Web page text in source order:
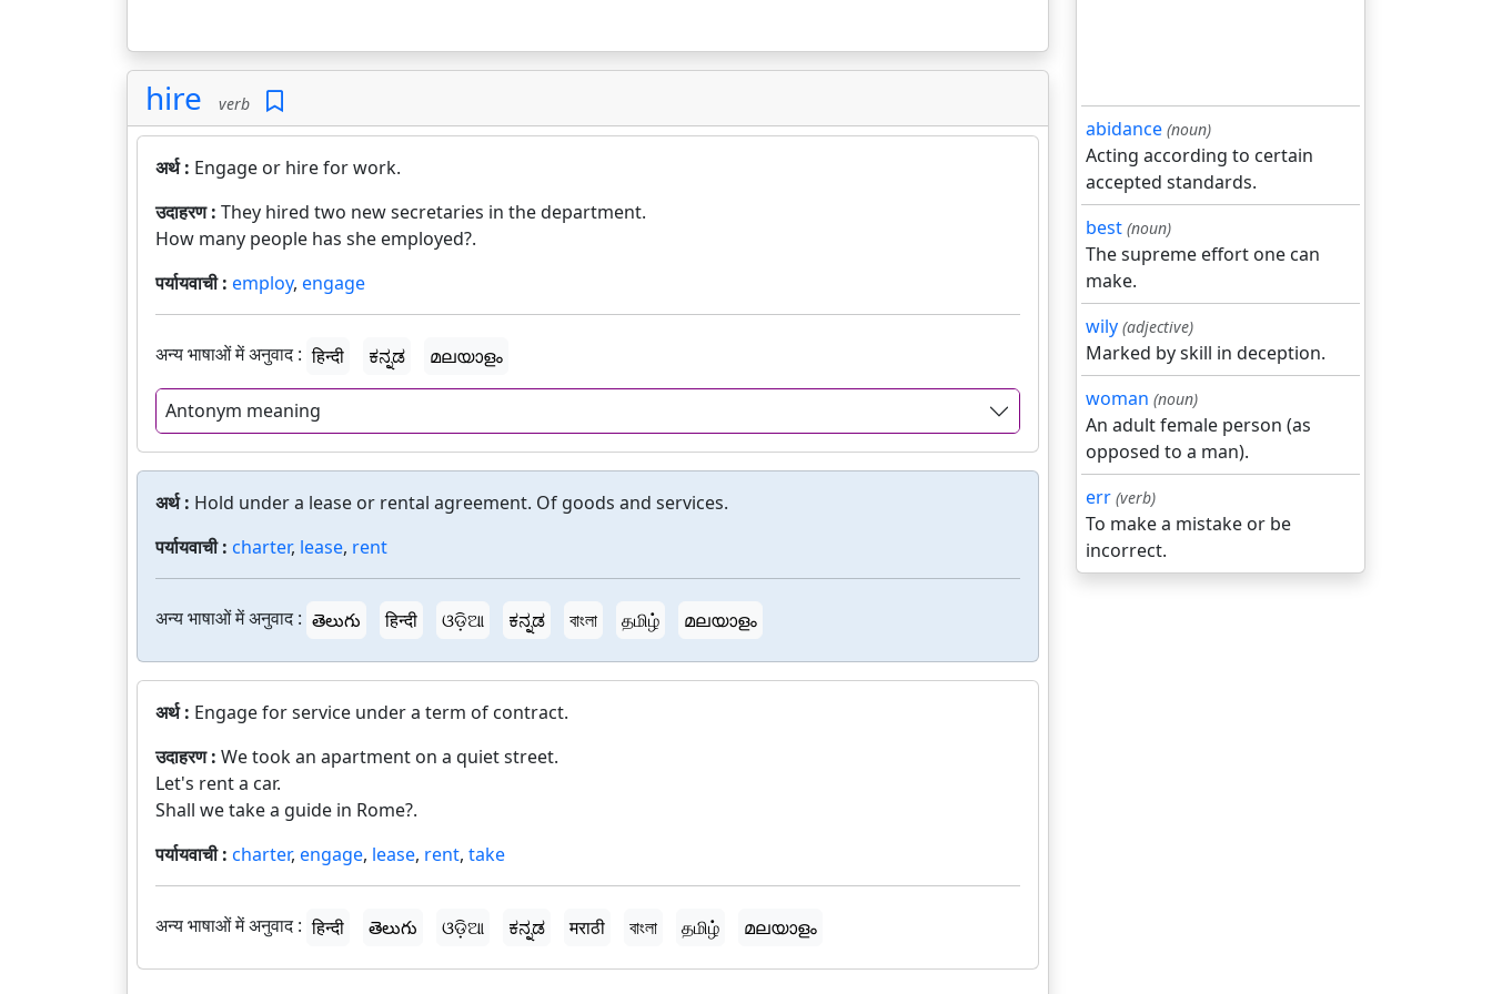
hire verb
अर्थ : Engage or hire for work.
उदाहरण : They hired two new secretaries in the department.
How many people has she employed?.
पर्यायवाची : employ, engage
अन्य भाषाओं में अनुवाद : हिन्दी ಕನ್ನಡ മലയാളം
Antonym meaning
अर्थ : Hold under a lease or rental agreement. Of goods and services.
पर्यायवाची : charter, lease, rent
अन्य भाषाओं में अनुवाद : తెలుగు हिन्दी ଓଡ଼ିଆ ಕನ್ನಡ বাংলা தமிழ் മലയാളം
अर्थ : Engage for service under a term of contract.
उदाहरण : We took an apartment on a quiet street.
Let's rent a car.
Shall we take a guide in Rome?.
पर्यायवाची : charter, engage, lease, rent, take
अन्य भाषाओं में अनुवाद : हिन्दी తెలుగు ଓଡ଼ିଆ ಕನ್ನಡ मराठी বাংলা தமிழ் മലയാളം
abidance (noun)
Acting according to certain
accepted standards.
best (noun)
The supreme effort one can
make.
wily (adjective)
Marked by skill in deception.
woman (noun)
An adult female person (as
opposed to a man).
err (verb)
To make a mistake or be
incorrect.